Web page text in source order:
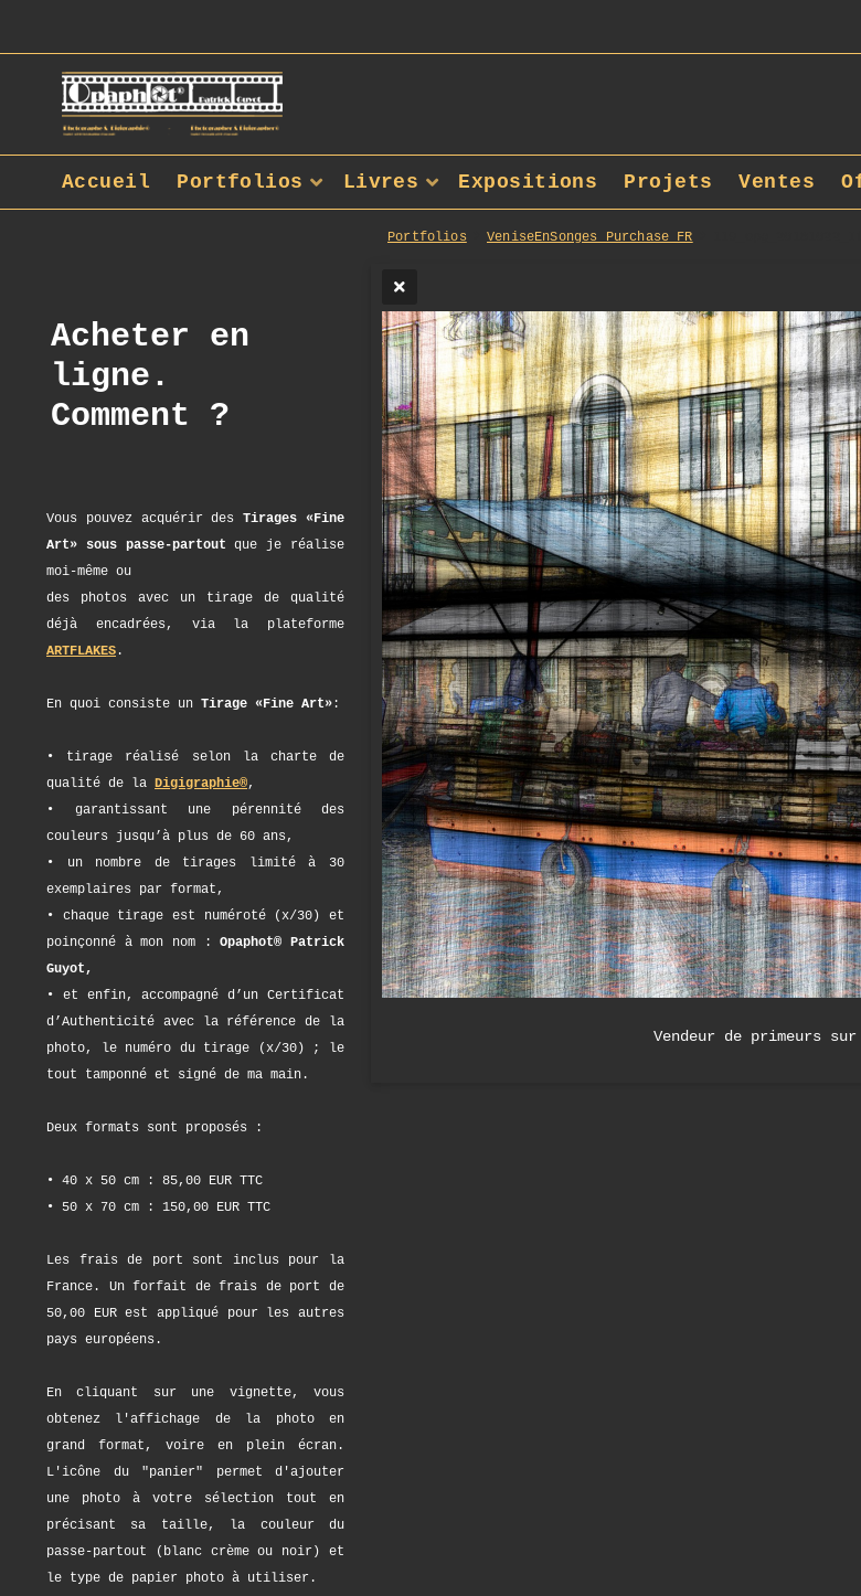
Portfolios VeniseEnSonges_Purchase_FR
Vendeur de primeurs
Acheter en
ligne.
Comment ?
Vous pouvez acquérir desTirages «Fine
Art» sous passe-partout que je réalise
moi-même ou
des photos avec un tirage de qualité
déjà encadrées, via la plateforme
ARTFLAKES .
En quoi consiste un Tirage «Fine Art» :
• tirage réalisé selon la charte de
qualité de la Digigraphie®,
• garantissant une pérennité des
couleurs jusqu’à plus de 60 ans,
• un nombre de tirages limité à 30
exemplaires par format,
• chaque tirage est numéroté (x/30) et
poinçonné à mon nom :Opaphot® Patrick
Guyot,
• et enfin, accompagné d’un Certificat
d’Authenticité avec la référence de la
photo, le numéro du tirage (x/30) ; le
tout tamponné et signé de ma main.
Deux formats sont proposés :
• 40 x 50 cm : 85,00 EUR TTC
• 50 x 70 cm : 150,00 EUR TTC
Les frais de port sont inclus pour la
France. Un forfait de frais de port de
50,00 EUR est appliqué pour les autres
pays européens.
En cliquant sur une vignette, vous
obtenez l'affichage de la photo en
grand format, voire en plein écran.
L'icône du "panier" permet d'ajouter
une photo à votre sélection tout en
précisant sa taille, la couleur du
passe-partout (blanc crème ou noir) et
le type de papier photo à utiliser.
Accueil Portfolios Livres Expositions Projets Ventes